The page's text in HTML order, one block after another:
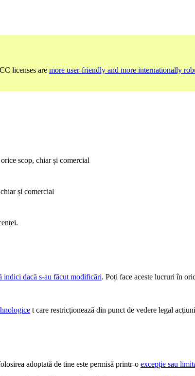
licenses are more user-friendly and more internationally
scop, chiar și comercial
și comercial
indici dacă s-au făcut modificări. Poți face aceste lucruri în
t care restricționează din punct de vedere legal
adoptată de tine este permisă printr-o excepție sau